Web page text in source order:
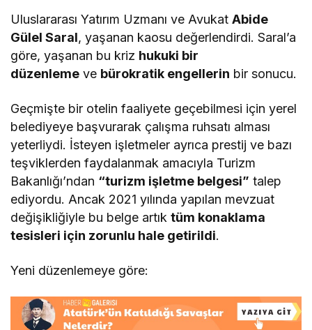
Uluslararası Yatırım Uzmanı ve AvukatAbide
Gülel Saral, yaşanan kaosu değerlendirdi. Saral’a
göre, yaşanan bu kriz hukuki bir
düzenleme ve bürokratik engellerin bir sonucu.
Geçmişte bir otelin faaliyete geçebilmesi için yerel
belediyeye başvurarak çalışma ruhsatı alması
yeterliydi. İsteyen işletmeler ayrıca prestij ve bazı
teşviklerden faydalanmak amacıyla Turizm
Bakanlığı’ndan “turizm işletme belgesi” talep
ediyordu. Ancak 2021 yılında yapılan mevzuat
değişikliğiyle bu belge artıktüm konaklama
tesisleri için zorunlu hale getirildi.
Yeni düzenlemeye göre: